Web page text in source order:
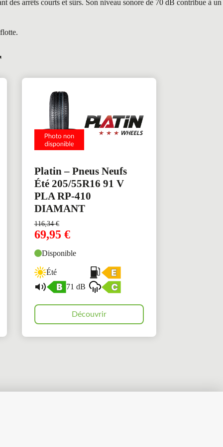
arrêts courts et sûrs. Son niveau sonore de 70 dB contribue à un
Platin – Pneus Neufs
Été 205/55R16 91 V
PLA RP-410
DIAMANT
116,34€
69,95 €
Disponible
Été
71 dB
Découvrir